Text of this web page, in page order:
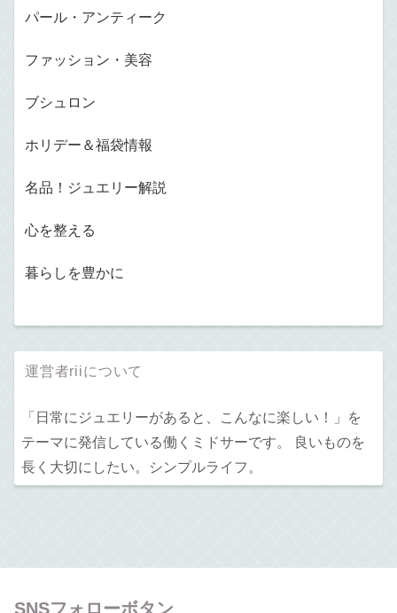
パール・アンティーク
ファッション・美容
ブシュロン
ホリデー＆福袋情報
名品！ジュエリー解説
心を整える
暮らしを豊かに
運営者riiについて
「日常にジュエリーがあると、こんなに楽しい！」を
テーマに発信している働くミドサーです。 良いものを
長く大切にしたい。シンプルライフ。
SNSフォローボタン